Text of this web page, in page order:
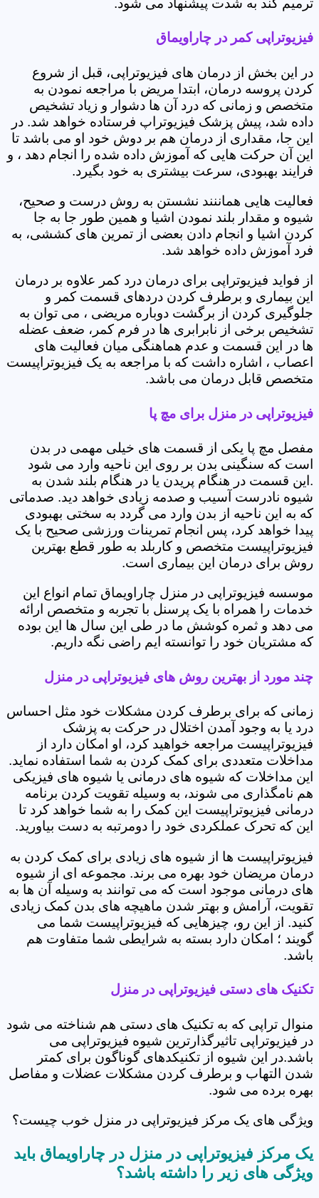
ترمیم کند به شدت پیشنهاد می شود.
فیزیوتراپی کمر در چاراویماق
در این بخش از درمان های فیزیوتراپی، قبل از شروع
کردن پروسه درمان، ابتدا مریض با مراجعه نمودن به
متخصص و زمانی که درد آن ها دشوار و زیاد تشخیص
داده شد، پیش پزشک فیزیوتراپ فرستاده خواهد شد. در
این جا، مقداری از درمان هم بر دوش خود او می باشد تا
این آن حرکت هایی که آموزش داده شده را انجام دهد ، و
فرایند بهبودی، سرعت بیشتری به خود بگیرد.
فعالیت هایی هماننند نشستن به روش درست و صحیح،
شیوه و مقدار بلند نمودن اشیا و همین طور جا به جا
کردن اشیا و انجام دادن بعضی از تمرین های کششی، به
فرد آموزش داده خواهد شد.
از فواید فیزیوتراپی برای درمان درد کمر علاوه بر درمان
این بیماری و برطرف کردن دردهای قسمت کمر و
جلوگیری کردن از برگشت دوباره مریضی ، می توان به
تشخیص برخی از نابرابری ها در فرم کمر، ضعف عضله
ها در این قسمت و عدم هماهنگی میان فعالیت های
اعصاب ، اشاره داشت که با مراجعه به یک فیزیوتراپیست
متخصص قابل درمان می باشد.
فیزیوتراپی در منزل برای مچ پا
مفصل مچ پا یکی از قسمت های خیلی مهمی در بدن
است که سنگینی بدن بر روی این ناحیه وارد می شود
.این قسمت در هنگام پریدن یا در هنگام بلند شدن به
شیوه نادرست آسیب و صدمه زیادی خواهد دید. صدماتی
که به این ناحیه از بدن وارد می گردد به سختی بهبودی
پیدا خواهد کرد، پس انجام تمرینات ورزشی صحیح با یک
فیزیوتراپیست متخصص و کاربلد به طور قطع بهترین
روش برای درمان این بیماری است.
موسسه فیزیوتراپی در منزل چاراویماق تمام انواع این
خدمات را همراه با یک پرسنل با تجربه و متخصص ارائه
می دهد و ثمره کوشش ما در طی این سال ها این بوده
که مشتریان خود را توانسته ایم راضی نگه داریم.
چند مورد از بهترین روش های فیزیوتراپی در منزل
زمانی که برای برطرف کردن مشکلات خود مثل احساس
درد یا به وجود آمدن اختلال در حرکت به پزشک
فیزیوتراپیست مراجعه خواهید کرد، او امکان دارد از
مداخلات متعددی برای کمک کردن به شما استفاده نماید.
این مداخلات که شیوه های درمانی یا شیوه های فیزیکی
هم نامگذاری می شوند، به وسیله تقویت کردن برنامه
درمانی فیزیوتراپیست این کمک را به شما خواهد کرد تا
این که تحرک عملکردی خود را دومرتبه به دست بیاورید.
فیزیوتراپیست ها از شیوه های زیادی برای کمک کردن به
درمان مریضان خود بهره می برند. مجموعه ای از شیوه
های درمانی موجود است که می توانند به وسیله آن ها به
تقویت، آرامش و بهتر شدن ماهیچه های بدن کمک زیادی
کنید. از این رو، چیزهایی که فیزیوتراپیست شما می
گویند ؛ امکان دارد بسته به شرایطی شما متفاوت هم
باشد.
تکنیک های دستی فیزیوتراپی در منزل
منوال تراپی که به تکنیک های دستی هم شناخته می شود
در فیزیوتراپی تاثیرگذارترین شیوه فیزیوتراپی می
باشد.در این شیوه از تکنیکدهای گوناگون برای کمتر
شدن التهاب و برطرف کردن مشکلات عضلات و مفاصل
بهره برده می شود.
ویژگی های یک مرکز فیزیوتراپی در منزل خوب چیست؟
یک مرکز فیزیوتراپی در منزل در چاراویماق باید
ویژگی های زیر را داشته باشد؟